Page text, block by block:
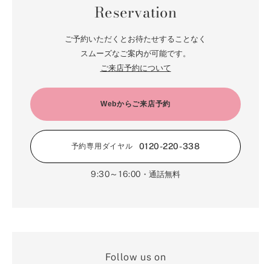
Reservation
ご予約いただくとお待たせすることなく
スムーズなご案内が可能です。
ご来店予約について
Webからご来店予約
予約専用ダイヤル 0120-220-338
9:30～16:00 ・通話無料
Follow us on